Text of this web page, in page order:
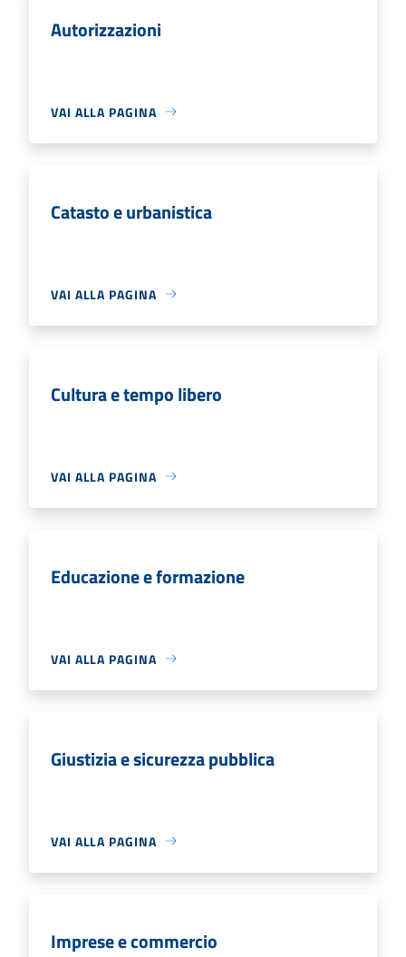
Autorizzazioni
VAI ALLA PAGINA
Catasto e urbanistica
VAI ALLA PAGINA
Cultura e tempo libero
VAI ALLA PAGINA
Educazione e formazione
VAI ALLA PAGINA
Giustizia e sicurezza pubblica
VAI ALLA PAGINA
Imprese e commercio